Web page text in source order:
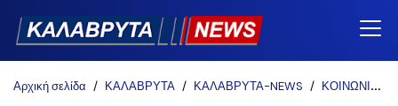
Αρχική σελίδα ΚΑΛΑΒΡΥΤΑ ΚΑΛΑΒΡΥΤΑ-NEWS ΚΟΙΝΩΝΙΚΑ